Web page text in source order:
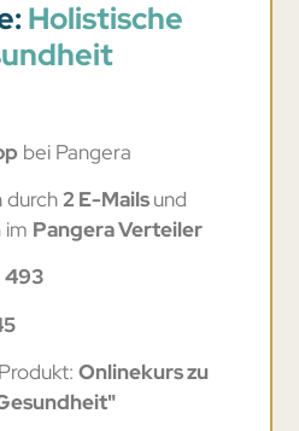
Holistische
bei Pangera
durch2 E-Mailsund
im Pangera Verteiler
493
Onlinekurs zu